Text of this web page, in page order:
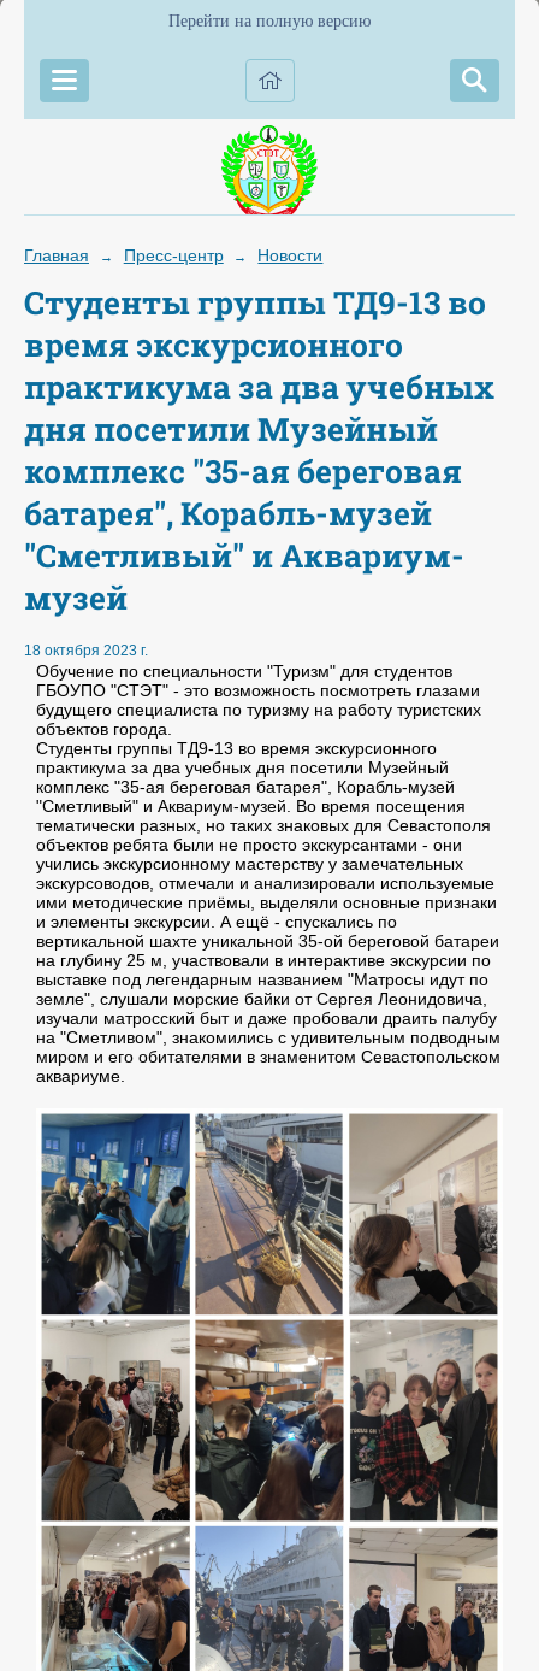
Перейти на полную версию
Главная → Пресс-центр → Новости
Студенты группы ТД9-13 во
время экскурсионного
практикума за два учебных
дня посетили Музейный
комплекс "35-ая береговая
батарея", Корабль-музей
"Сметливый" и Аквариум-
музей
18 октября 2023 г.
Обучение по специальности "Туризм" для студентов
ГБОУПО "СТЭТ" - это возможность посмотреть глазами
будущего специалиста по туризму на работу туристских
объектов города.
Студенты группы ТД9-13 во время экскурсионного
практикума за два учебных дня посетили Музейный
комплекс "35-ая береговая батарея", Корабль-музей
"Сметливый" и Аквариум-музей. Во время посещения
тематически разных, но таких знаковых для Севастополя
объектов ребята были не просто экскурсантами - они
учились экскурсионному мастерству у замечательных
экскурсоводов, отмечали и анализировали используемые
ими методические приёмы, выделяли основные признаки
и элементы экскурсии. А ещё - спускались по
вертикальной шахте уникальной 35-ой береговой батареи
на глубину 25 м, участвовали в интерактиве экскурсии по
выставке под легендарным названием "Матросы идут по
земле", слушали морские байки от Сергея Леонидовича,
изучали матросский быт и даже пробовали драить палубу
на "Сметливом", знакомились с удивительным подводным
миром и его обитателями в знаменитом Севастопольском
аквариуме.